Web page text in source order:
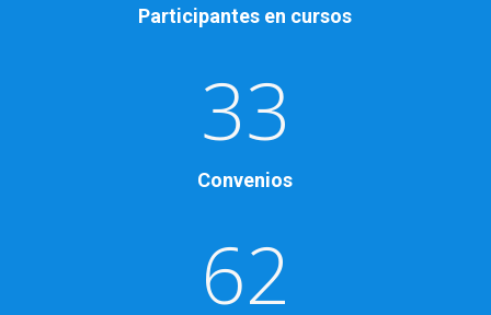
Participantes en cursos
33
Convenios
62